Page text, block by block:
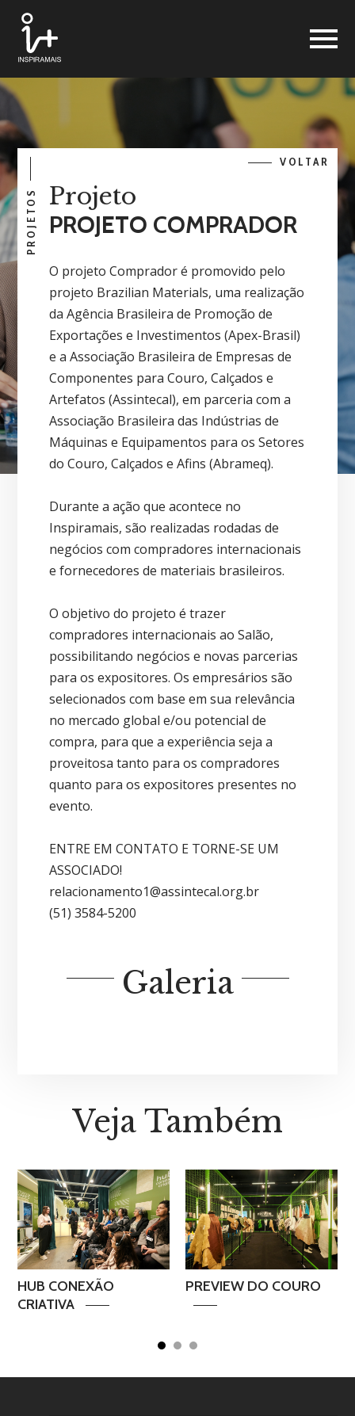
PROJETOS
VOLTAR
Projeto
PROJETO COMPRADOR
O projeto Comprador é promovido pelo
projeto Brazilian Materials, uma realização
da Agência Brasileira de Promoção de
Exportações e Investimentos (Apex-Brasil)
e a Associação Brasileira de Empresas de
Componentes para Couro, Calçados e
Artefatos (Assintecal), em parceria com a
Associação Brasileira das Indústrias de
Máquinas e Equipamentos para os Setores
do Couro, Calçados e Afins (Abrameq).
Durante a ação que acontece no
Inspiramais, são realizadas rodadas de
negócios com compradores internacionais
e fornecedores de materiais brasileiros.
O objetivo do projeto é trazer
compradores internacionais ao Salão,
possibilitando negócios e novas parcerias
para os expositores. Os empresários são
selecionados com base em sua relevância
no mercado global e/ou potencial de
compra, para que a experiência seja a
proveitosa tanto para os compradores
quanto para os expositores presentes no
evento.
ENTRE EM CONTATO E TORNE-SE UM
ASSOCIADO!
relacionamento1@assintecal.org.br
(51) 3584-5200
Galeria
Veja Também
HUB CONEXÃO
CRIATIVA
PREVIEW DO COURO